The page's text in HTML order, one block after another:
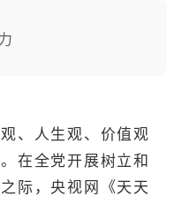
、人生观、价值观
在全党开展树立和
际，央视网《天天